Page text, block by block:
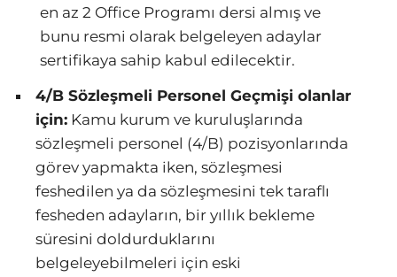
en az 2 Office Programı dersi almış ve
bunu resmi olarak belgeleyen adaylar
sertifikaya sahip kabul edilecektir.
4/B Sözleşmeli Personel Geçmişi olanlar
için: Kamu kurum ve kuruluşlarında
sözleşmeli personel (4/B) pozisyonlarında
görev yapmakta iken, sözleşmesi
feshedilen ya da sözleşmesini tek taraflı
fesheden adayların, bir yıllık bekleme
süresini doldurduklarını
belgeleyebilmeleri için eski